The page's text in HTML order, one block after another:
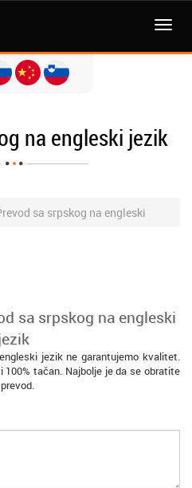
na engleski jezik
sa srpskog na engleski
sa srpskog na engleski
jezik ne garantujemo kvalitet.
tačan. Najbolje je da se obratite